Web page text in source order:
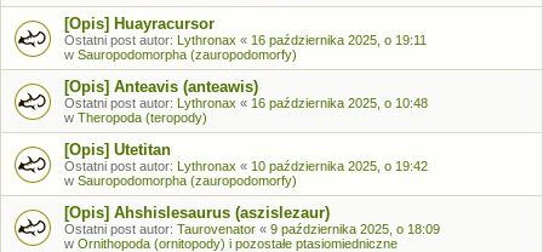
[Opis] Huayracursor
Ostatni post autor: Lythronax « 16 października 2025, o 19:11
w Sauropodomorpha (zauropodomorfy)
[Opis] Anteavis (anteawis)
Ostatni post autor: Lythronax « 16 października 2025, o 10:48
w Theropoda (teropody)
[Opis] Utetitan
Ostatni post autor: Lythronax « 10 października 2025, o 19:42
w Sauropodomorpha (zauropodomorfy)
[Opis] Ahshislesaurus (aszislezaur)
Ostatni post autor: Taurovenator « 9 października 2025, o 18:09
w Ornithopoda (ornitopody) i pozostałe ptasiomiedniczne